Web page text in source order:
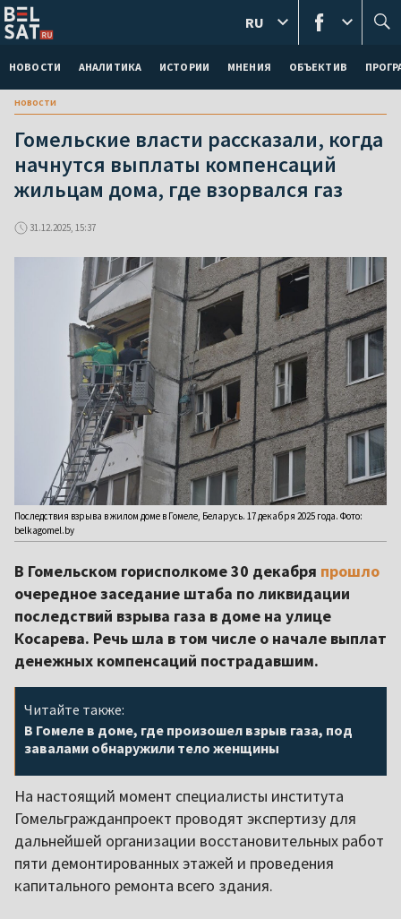
НОВОСТИ АНАЛИТИКА ИСТОРИИ МНЕНИЯ ОБЪЕКТИВ
RU
новости
Гомельские власти рассказали, когда
начнутся выплаты компенсаций
жильцам дома, где взорвался газ
31.12.2025, 15:37
Последствия взрыва в жилом доме в Гомеле, Беларусь. 17 декабря 2025 года. Фото:
belkagomel.by
В Гомельском горисполкоме 30 декабря прошло
очередное заседание штаба по ликвидации
последствий взрыва газа в доме на улице
Косарева. Речь шла в том числе о начале выплат
денежных компенсаций пострадавшим.
Читайте также:
В Гомеле в доме, где произошел взрыв газа, под
завалами обнаружили тело женщины
На настоящий момент специалисты института
Гомельгражданпроект проводят экспертизу для
дальнейшей организации восстановительных работ
пяти демонтированных этажей и проведения
капитального ремонта всего здания.